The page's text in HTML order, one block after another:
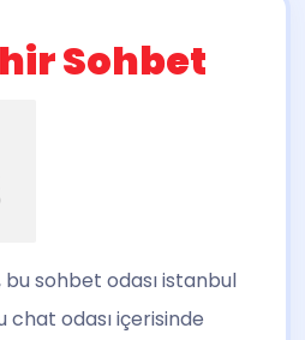
Sohbet
bu sohbet odası istanbul
chat odası içerisinde